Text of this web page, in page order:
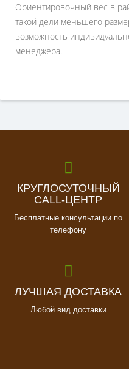
Ориентировочный вес в
такой дели меньшего
возможность
менеджера.
КРУГЛОСУТОЧНЫЙ
CALL-ЦЕНТР
Бесплатные консультации по
телефону
ЛУЧШАЯ ДОСТАВКА
Любой вид доставки